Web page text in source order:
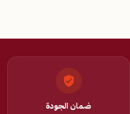
ضمان الجودة